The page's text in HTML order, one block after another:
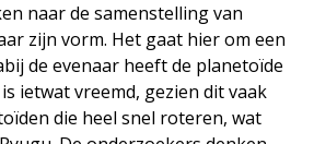
naar de samenstelling van
zijn vorm. Het gaat hier om een
de evenaar heeft de planetoïde
ietwat vreemd, gezien dit vaak
die heel snel roteren, wat